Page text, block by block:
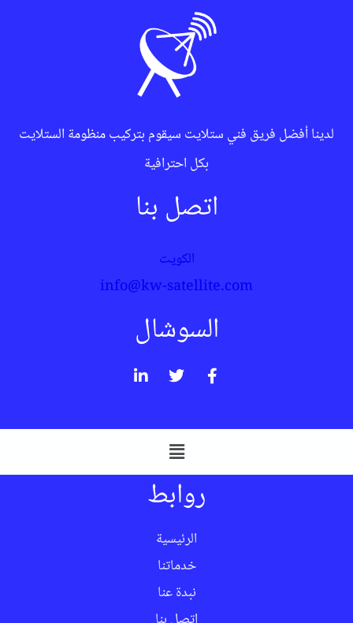
لدينا أفضل فريق فني ستلايت سيقوم بتركيب منظومة الستلايت
بكل احترافية
اتصل بنا
الكويت
info@kw-satellite.com
السوشال
روابط
الرئيسية
خدماتنا
نبدة عنا